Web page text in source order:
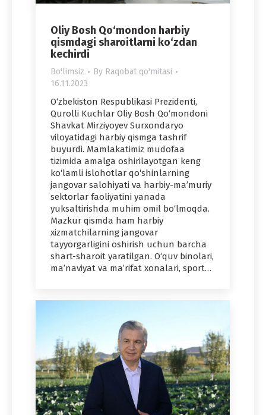
Oliy Bosh Qo‘mondon harbiy
qismdagi sharoitlarni ko‘zdan
kechirdi
Bo'limsiz By Raqobat qo'mitasi
16.11.2023
O‘zbekiston Respublikasi Prezidenti,
Qurolli Kuchlar Oliy Bosh Qo‘mondoni
Shavkat Mirziyoyev Surxondaryo
viloyatidagi harbiy qismga tashrif
buyurdi. Mamlakatimiz mudofaa
tizimida amalga oshirilayotgan keng
ko‘lamli islohotlar qo‘shinlarning
jangovar salohiyati va harbiy-ma’muriy
sektorlar faoliyatini yanada
yuksaltirishda muhim omil bo‘lmoqda.
Mazkur qismda ham harbiy
xizmatchilarning jangovar
tayyorgarligini oshirish uchun barcha
shart-sharoit yaratilgan. O‘quv binolari,
ma’naviyat va ma’rifat xonalari, sport…